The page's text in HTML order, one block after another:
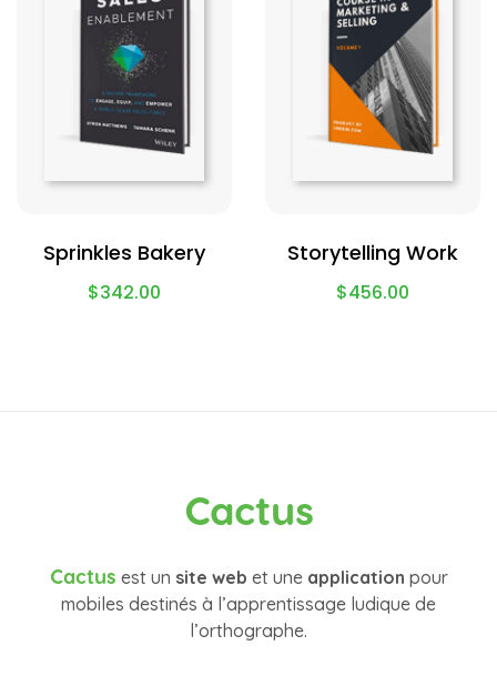
Sprinkles Bakery
$342.00
Storytelling Work
$456.00
Cactus
Cactus est un site web et une application pour
mobiles destinés à l’apprentissage ludique de
l’orthographe.